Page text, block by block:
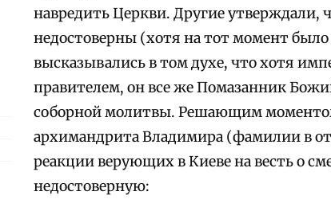
навредить Церкви. Другие утверждали,
недостоверны (хотя на тот момент
высказывались в том духе, что хотя
правителем, он все же Помазанник
соборной молитвы. Решающим моментом
архимандрита Владимира (фамилии в
реакции верующих в Киеве на весть о
недостоверную: